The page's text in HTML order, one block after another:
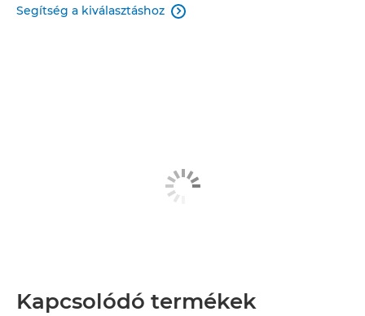
Segítség a kiválasztáshoz 
Kapcsolódó termékek